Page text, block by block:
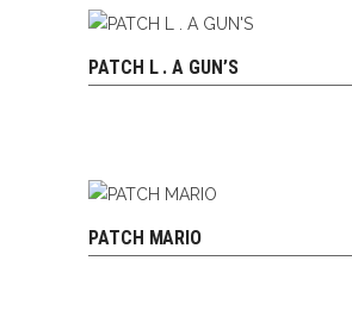
AJOUTER AU PANIER
PATCH L . A GUN’S
AJOUTER AU PANIER
PATCH MARIO